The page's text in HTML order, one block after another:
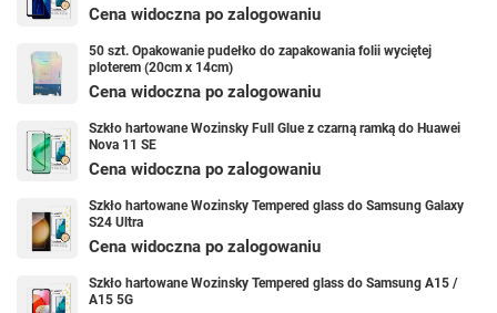
Cena widoczna po zalogowaniu
50 szt. Opakowanie pudełko do zapakowania folii wyciętej
ploterem (20cm x 14cm)
Cena widoczna po zalogowaniu
Szkło hartowane Wozinsky Full Glue z czarną ramką do Huawei
Nova 11 SE
Cena widoczna po zalogowaniu
Szkło hartowane Wozinsky Tempered glass do Samsung Galaxy
S24 Ultra
Cena widoczna po zalogowaniu
Szkło hartowane Wozinsky Tempered glass do Samsung A15 /
A15 5G